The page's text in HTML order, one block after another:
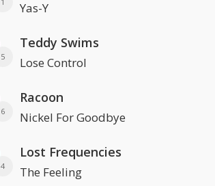
Yas-Y
5
Teddy Swims
Lose Control
6
Racoon
Nickel For Goodbye
4
Lost Frequencies
The Feeling